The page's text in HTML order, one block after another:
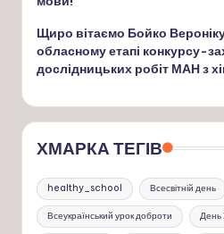
Щиро вітаємо Бойко Вероніку
обласному етапі конкурсу-
дослідницьких робіт МАН з
ХМАРКА ТЕГІВ
healthy_school Всесвітній день
Всеукраїнський урок доброти День